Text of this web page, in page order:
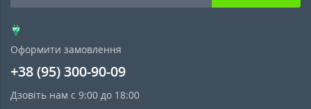
Оформити замовлення
+38 (95) 300-90-09
Дзовіть нам с 9:00 до 18:00